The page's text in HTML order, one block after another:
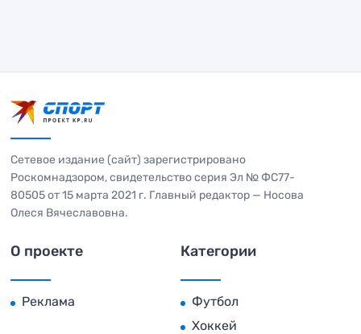
Сетевое издание (сайт) зарегистрировано
Роскомнадзором, свидетельство серия Эл № ФС77-
80505 от 15 марта 2021 г. Главный редактор — Носова
Олеся Вячеславовна.
О проекте
Реклама
Категории
Футбол
Хоккей